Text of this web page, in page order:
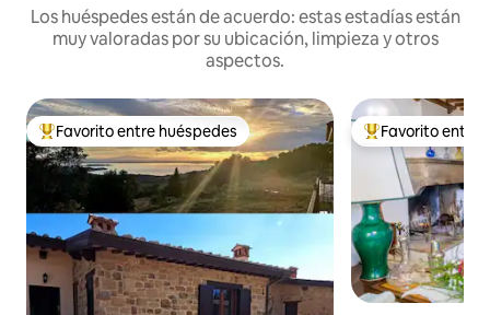
Los huéspedes están de acuerdo: estas estadías están
muy valoradas por su ubicación, limpieza y otros
aspectos.
Favorito entre huéspedes preferido
Favorito entre huéspedes Favorito entre
Favorito entre